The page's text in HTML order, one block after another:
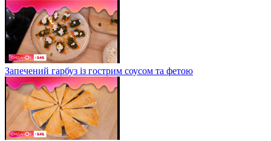
Запечений гарбуз із гострим соусом та фетою